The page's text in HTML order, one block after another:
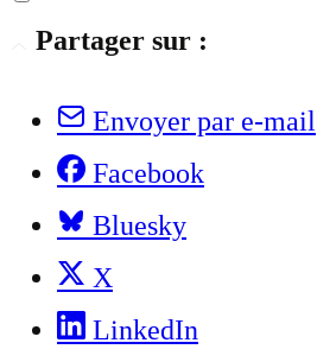
Partager sur :
Envoyer par e-mail
Facebook
Bluesky
X
LinkedIn